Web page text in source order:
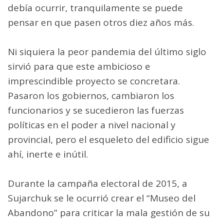
debía ocurrir, tranquilamente se puede
pensar en que pasen otros diez años más.
Ni siquiera la peor pandemia del último siglo
sirvió para que este ambicioso e
imprescindible proyecto se concretara.
Pasaron los gobiernos, cambiaron los
funcionarios y se sucedieron las fuerzas
políticas en el poder a nivel nacional y
provincial, pero el esqueleto del edificio sigue
ahí, inerte e inútil.
Durante la campaña electoral de 2015, a
Sujarchuk se le ocurrió crear el “Museo del
Abandono” para criticar la mala gestión de su